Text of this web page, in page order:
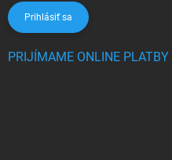
Prihlásiť sa
PRIJÍMAME ONLINE PLATBY